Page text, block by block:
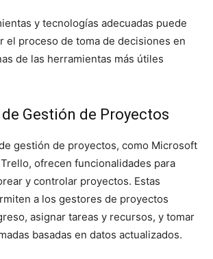
y tecnologías adecuadas puede
el proceso de toma de decisiones en
de las herramientas más útiles
Gestión de Proyectos
gestión de proyectos, como Microsoft
ofrecen funcionalidades para
y controlar proyectos. Estas
a los gestores de proyectos
asignar tareas y recursos, y tomar
basadas en datos actualizados.